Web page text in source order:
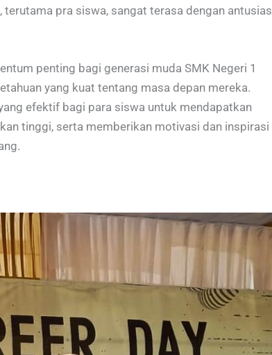
pra siswa, sangat terasa dengan antusias
penting bagi generasi muda SMK Negeri 1
yang kuat tentang masa depan mereka.
efektif bagi para siswa untuk mendapatkan
tinggi, serta memberikan motivasi dan inspirasi